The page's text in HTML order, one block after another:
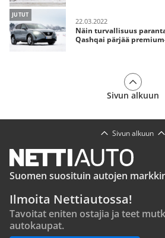
JUTUT
22.03.2022
Näin turvallisuus
Qashqai pärjää
Sivun alkuun
Sivun alkuun
Suomen suosituin autojen
Ilmoita Nettiautossa!
Tavoitat eniten ostajia ja teet
autokaupat.